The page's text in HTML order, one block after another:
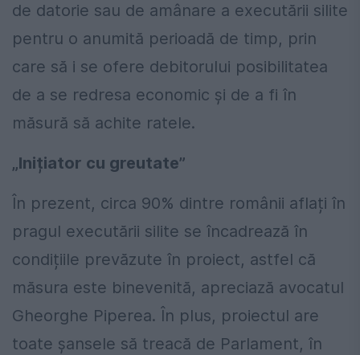
de datorie sau de amânare a executării silite
pentru o anumită perioadă de timp, prin
care să i se ofere debitorului posibilitatea
de a se redresa economic şi de a fi în
măsură să achite ratele.
„Inițiator cu greutate”
În prezent, circa 90% dintre românii aflați în
pragul executării silite se încadrează în
condițiile prevăzute în proiect, astfel că
măsura este binevenită, apreciază avocatul
Gheorghe Piperea. În plus, proiectul are
toate șansele să treacă de Parlament, în